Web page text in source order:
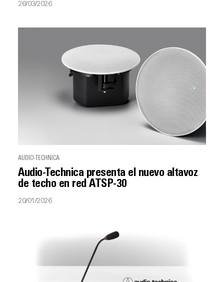
26/03/2026
AUDIO-TECHNICA
Audio-Technica presenta el nuevo altavoz
de techo en red ATSP-30
20/01/2026